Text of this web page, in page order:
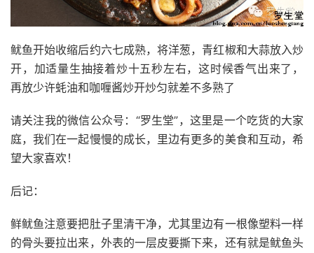
鱿鱼开始收缩后约六七成熟，将洋葱，青红椒和大蒜放入炒
开，加适量生抽接着炒十五秒左右，这时候香气出来了，
再放少许蚝油和咖喱酱炒开炒匀就差不多熟了
请关注我的微信公众号：“罗生堂”，这里是一个吃货的大家
庭，我们在一起慢慢的成长，里边有更多的美食和互动，希
望大家喜欢！
后记：
鲜鱿鱼注意要把肚子里清干净，尤其里边有一根像塑料一样
的骨头要拉出来，外表的一层皮要撕下来，还有就是鱿鱼头